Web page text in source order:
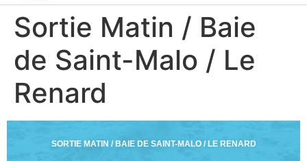
Sortie Matin / Baie
de Saint-Malo / Le
Renard
SORTIE MATIN / BAIE DE SAINT-MALO / LE RENARD